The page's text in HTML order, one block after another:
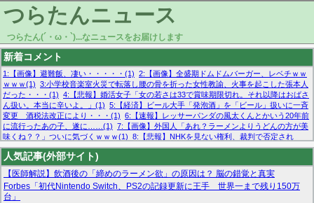
つらたんニュース
つらたん(´・ω・`)...なニュースをお届けします
新着コメント
1:【画像】避難飯、凄い・・・・・(1) 2:【画像】全盛期ドムドムバーガー、レベチｗｗ
ｗｗｗ(1) 3:小学校音楽室火災で転落し腰の骨を折った女性教諭、火事を起こした張本人
だった・・・(1) 4:【悲報】婚活女子「女の若さは33で賞味期限切れ。それ以降はおばさ
ん扱い。本当に辛いよ。」(1) 5:【経済】ビール大手「発泡酒」を「ビール」扱いに一斉
変更 酒税法改正により・・・(1) 6:【速報】レッサーパンダの風太くんとかいう20年前
に流行ったあの子、遂に……(1) 7:【画像】外国人「あれ？ラーメンよりうどんの方が美
味くね？？」ついに気づくｗｗｗ(1) 8:【悲報】NHKを見ない権利、裁判で否定され
る・・・(1) 9:欧州委員長「原発縮小は間違いでした」(1) 10:【悲報】日本企業の人手不
足、限界突破 52%「正社員も足りてません…」(1)
人気記事(外部サイト)
【医師解説】飲酒後の「締めのラーメン欲」の原因は？ 脳の錯覚と真実
Forbes「初代Nintendo Switch、PS2の記録更新に王手 世界一まで残り150万
台」